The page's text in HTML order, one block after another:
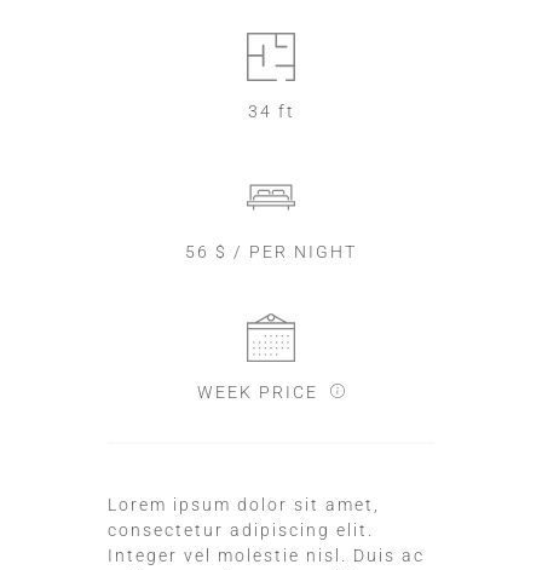
34 ft
56 $ / PER NIGHT
WEEK PRICE
Lorem ipsum dolor sit amet,
consectetur adipiscing elit.
Integer vel molestie nisl. Duis ac